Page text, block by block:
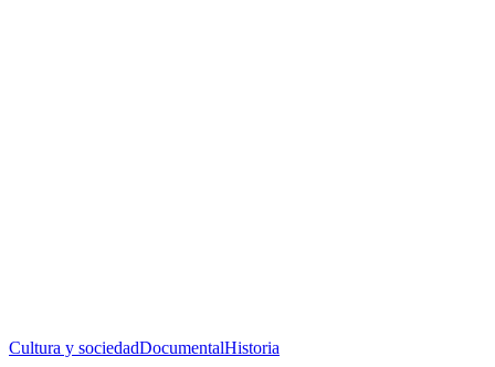
Cultura y sociedadDocumentalHistoria